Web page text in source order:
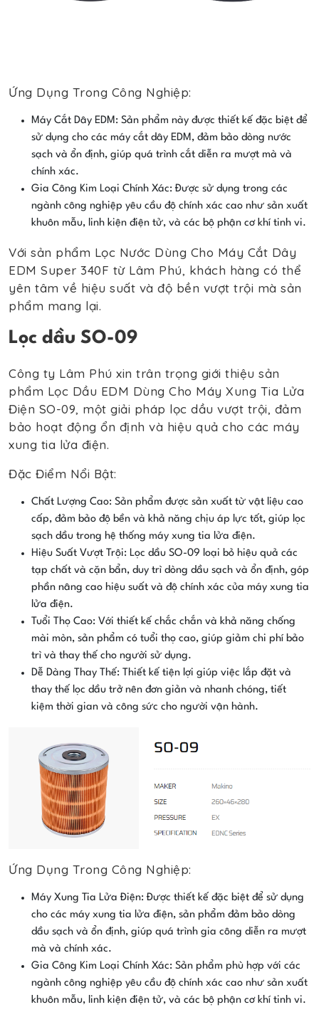
Ứng Dụng Trong Công Nghiệp:
Máy Cắt Dây EDM: Sản phẩm này được thiết kế đặc biệt để
sử dụng cho các máy cắt dây EDM, đảm bảo dòng nước
sạch và ổn định, giúp quá trình cắt diễn ra mượt mà và
chính xác.
Gia Công Kim Loại Chính Xác: Được sử dụng trong các
ngành công nghiệp yêu cầu độ chính xác cao như sản xuất
khuôn mẫu, linh kiện điện tử, và các bộ phận cơ khí tinh vi.
Với sản phẩm Lọc Nước Dùng Cho Máy Cắt Dây
EDM Super 340F từ Lâm Phú, khách hàng có thể
yên tâm về hiệu suất và độ bền vượt trội mà sản
phẩm mang lại.
Lọc dầu SO-09
Công ty Lâm Phú xin trân trọng giới thiệu sản
phẩm Lọc Dầu EDM Dùng Cho Máy Xung Tia Lửa
Điện SO-09, một giải pháp lọc dầu vượt trội, đảm
bảo hoạt động ổn định và hiệu quả cho các máy
xung tia lửa điện.
Đặc Điểm Nổi Bật:
Chất Lượng Cao: Sản phẩm được sản xuất từ vật liệu cao
cấp, đảm bảo độ bền và khả năng chịu áp lực tốt, giúp lọc
sạch dầu trong hệ thống máy xung tia lửa điện.
Hiệu Suất Vượt Trội: Lọc dầu SO-09 loại bỏ hiệu quả các
tạp chất và cặn bẩn, duy trì dòng dầu sạch và ổn định, góp
phần nâng cao hiệu suất và độ chính xác của máy xung tia
lửa điện.
Tuổi Thọ Cao: Với thiết kế chắc chắn và khả năng chống
mài mòn, sản phẩm có tuổi thọ cao, giúp giảm chi phí bảo
trì và thay thế cho người sử dụng.
Dễ Dàng Thay Thế: Thiết kế tiện lợi giúp việc lắp đặt và
thay thế lọc dầu trở nên đơn giản và nhanh chóng, tiết
kiệm thời gian và công sức cho người vận hành.
Ứng Dụng Trong Công Nghiệp:
Máy Xung Tia Lửa Điện: Được thiết kế đặc biệt để sử dụng
cho các máy xung tia lửa điện, sản phẩm đảm bảo dòng
dầu sạch và ổn định, giúp quá trình gia công diễn ra mượt
mà và chính xác.
Gia Công Kim Loại Chính Xác: Sản phẩm phù hợp với các
ngành công nghiệp yêu cầu độ chính xác cao như sản xuất
khuôn mẫu, linh kiện điện tử, và các bộ phận cơ khí tinh vi.